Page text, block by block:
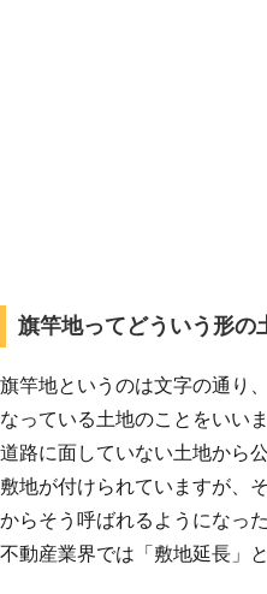
旗竿地ってどういう形の
旗竿地というのは文字の通り
なっている土地のことをいいま
道路に面していない土地から
敷地が付けられていますが、
からそう呼ばれるようになっ
不動産業界では「敷地延長」